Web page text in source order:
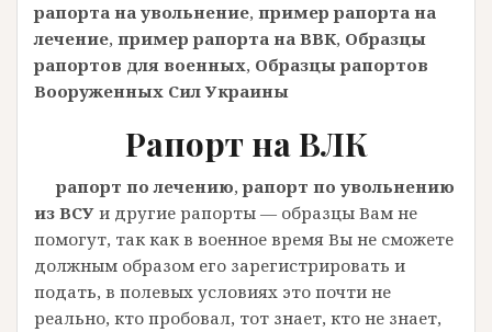
рапорта на увольнение, пример рапорта на
лечение, пример рапорта на ВВК, Образцы
рапортов для военных, Образцы рапортов
Вооруженных Сил Украины
Рапорт на ВЛК
рапорт по лечению,рапорт по увольнению
из ВСУ и другие рапорты — образцы Вам не
помогут, так как в военное время Вы не сможете
должным образом его зарегистрировать и
подать, в полевых условиях это почти не
реально, кто пробовал, тот знает, кто не знает,